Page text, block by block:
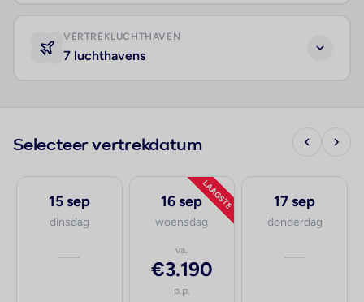
VERTREKLUCHTHAVEN
7 luchthavens
Selecteer vertrekdatum
15 sep
dinsdag
—
LAAGSTE
16 sep
woensdag
va.
€3.190
p.p.
17 sep
donderdag
—